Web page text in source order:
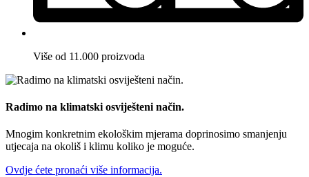
Više od 11.000 proizvoda
Radimo na klimatski osviješteni način.
Mnogim konkretnim ekološkim mjerama doprinosimo smanjenju
utjecaja na okoliš i klimu koliko je moguće.
Ovdje ćete pronaći više informacija.